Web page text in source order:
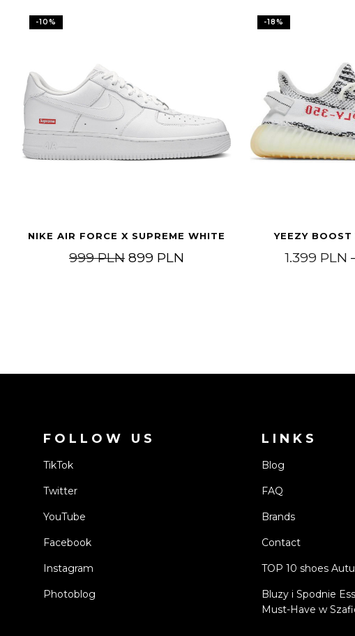
-10%
NIKE AIR FORCE X SUPREME WHITE
999PLN Original price was: 999 PLN.
899 PLN Current price is: 899 PLN.
-18%
YEEZY
1.399 PLN
FOLLOW US
TikTok
Twitter
YouTube
Facebook
Instagram
Photoblog
LINKS
Blog
FAQ
Brands
Contact
TOP 10 shoes
Bluzy i Spodnie
Must-Have w